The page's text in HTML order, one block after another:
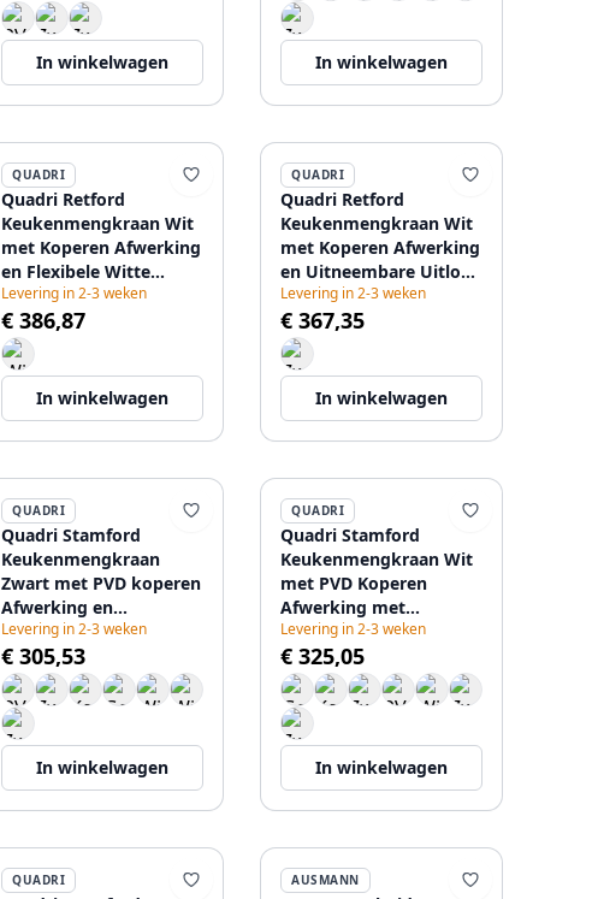
In winkelwagen In winkelwagen
QUADRI
Quadri Retford
Keukenmengkraan Wit
met Koperen Afwerking
en Flexibele Witte
Uitloop 1208967673
Levering in 2-3 weken
€ 386,87
In winkelwagen
QUADRI
Quadri Retford
Keukenmengkraan Wit
met Koperen Afwerking
en Uitneembare Uitloop
met Sproeistand
1208967675
Levering in 2-3 weken
€ 367,35
In winkelwagen
QUADRI
Quadri Stamford
Keukenmengkraan
Zwart met PVD koperen
Afwerking en
Uitneembare Uitloop
1208967689
Levering in 2-3 weken
€ 305,53
In winkelwagen
QUADRI
Quadri Stamford
Keukenmengkraan Wit
met PVD Koperen
Afwerking met
Uitneembare Uitloop en
Sproeistand 1208967692
Levering in 2-3 weken
€ 325,05
In winkelwagen
QUADRI AUSMANN